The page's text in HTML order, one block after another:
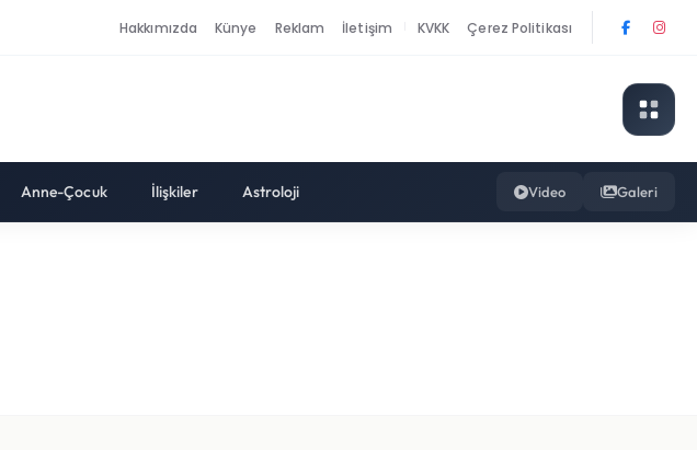
Hakkımızda Künye Reklam İletişim KVKK Çerez Politikası
Anne-Çocuk İlişkiler Astroloji Video Galeri